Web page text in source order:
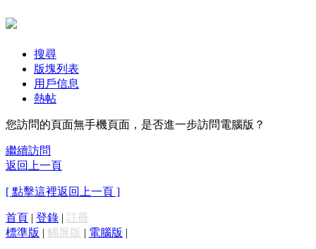
搜尋
版塊列表
用戶信息
熱帖
您訪問的頁面無手機頁面，是否進一步訪問電腦版？
繼續訪問
返回上一頁
[ 點擊這裡返回上一頁 ]
首頁 | 登錄 | 註冊
標準版 | 觸屏版 | 電腦版 |